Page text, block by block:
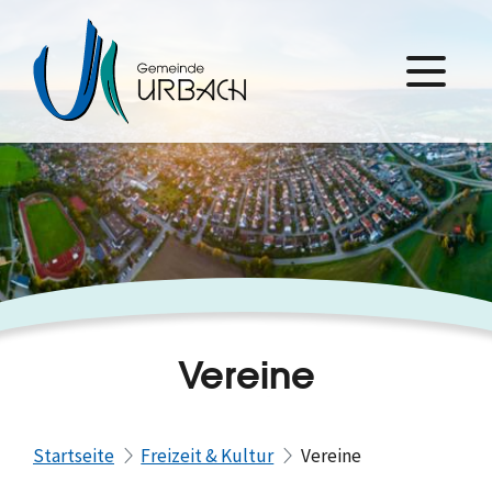
Vereine
Startseite Freizeit & Kultur Vereine